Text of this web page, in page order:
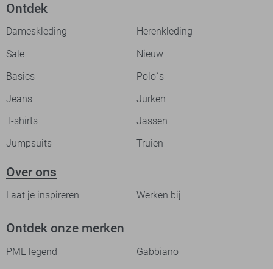
Ontdek
Dameskleding
Herenkleding
Sale
Nieuw
Basics
Polo`s
Jeans
Jurken
T-shirts
Jassen
Jumpsuits
Truien
Over ons
Laat je inspireren Werken bij
Ontdek onze merken
PME legend
Gabbiano